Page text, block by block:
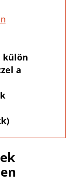
külön
a